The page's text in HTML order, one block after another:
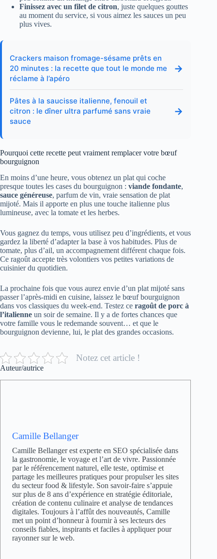
Finissez avec un filet de citron, juste quelques gouttes
au moment du service, si vous aimez les sauces un peu
plus vives.
Crackers maison fromage-sésame prêts en
20 minutes : la recette que tout le monde me
réclame à l’apéro
→
Pâtes à la saucisse italienne, fenouil et
citron : le dîner ultra parfumé sans vraie
sauce
→
Pourquoi cette recette peut vraiment remplacer votre bœuf
bourguignon
En moins d’une heure, vous obtenez un plat qui coche
presque toutes les cases du bourguignon : viande fondante,
sauce généreuse, parfum de vin, vraie sensation de plat
mijoté. Mais il apporte en plus une touche italienne plus
lumineuse, avec la tomate et les herbes.
Vous gagnez du temps, vous utilisez peu d’ingrédients, et vous
gardez la liberté d’adapter la base à vos habitudes. Plus de
tomate, plus d’ail, un accompagnement différent chaque fois.
Ce ragoût accepte très volontiers vos petites variations de
cuisinier du quotidien.
La prochaine fois que vous aurez envie d’un plat mijoté sans
passer l’après-midi en cuisine, laissez le bœuf bourguignon
dans vos classiques du week-end. Testez ce ragoût de porc à
l’italienne un soir de semaine. Il y a de fortes chances que
votre famille vous le redemande souvent… et que le
bourguignon devienne, lui, le plat des grandes occasions.
Notez cet article !
Auteur/autrice
Camille Bellanger
Camille Bellanger est experte en SEO spécialisée dans
la gastronomie, le voyage et l’art de vivre. Passionnée
par le référencement naturel, elle teste, optimise et
partage les meilleures pratiques pour propulser les sites
du secteur food & lifestyle. Son savoir-faire s’appuie
sur plus de 8 ans d’expérience en stratégie éditoriale,
création de contenu culinaire et analyse de tendances
digitales. Toujours à l’affût des nouveautés, Camille
met un point d’honneur à fournir à ses lecteurs des
conseils fiables, inspirants et faciles à appliquer pour
rayonner sur le web.